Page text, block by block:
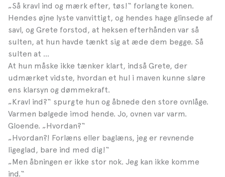
„Så kravl ind og mærk efter, tøs!“ forlangte konen.
Hendes øjne lyste vanvittigt, og hendes hage glinsede af
savl, og Grete forstod, at heksen efterhånden var så
sulten, at hun havde tænkt sig at æde dem begge. Så
sulten at …
At hun måske ikke tænker klart, indså Grete, der
udmærket vidste, hvordan et hul i maven kunne sløre
ens klarsyn og dømmekraft.
„Kravl ind?“ spurgte hun og åbnede den store ovnlåge.
Varmen bølgede imod hende. Jo, ovnen var varm.
Gloende. „Hvordan?“
„Hvordan?! Forlæns eller baglæns, jeg er revnende
ligeglad, bare ind med dig!“
„Men åbningen er ikke stor nok. Jeg kan ikke komme
ind.“